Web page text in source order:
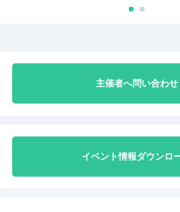
主催者へ問い合わせ
イベント情報ダウンロ